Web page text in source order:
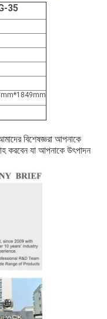
35
বিশেষজ্ঞরা আপনাকে
করবেন যা আপনাকে উৎপাদন